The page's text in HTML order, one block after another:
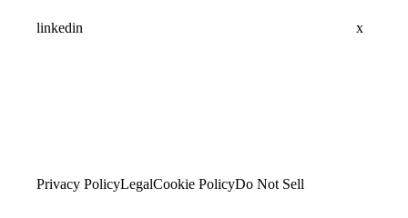
linkedin x
Privacy PolicyLegalCookie PolicyDo Not Sell